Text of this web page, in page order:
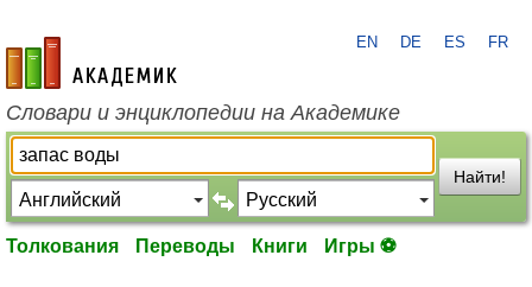
academic.ru
EN DE ES FR
Словари и энциклопедии на Академике
Найти!
Толкования Переводы Книги Игры ⚽